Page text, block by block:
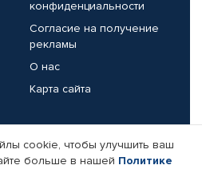
конфиденциальности
Согласие на получение
рекламы
О нас
Карта сайта
cookie, чтобы улучшить ваш
больше в нашей Политике